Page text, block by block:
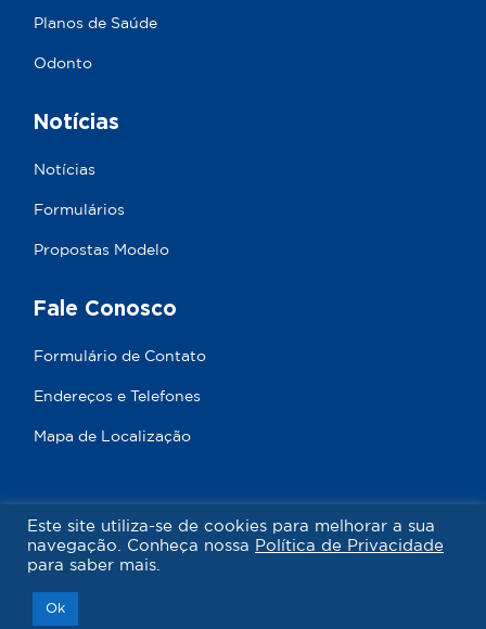
Planos de Saúde
Odonto
Notícias
Notícias
Formulários
Propostas Modelo
Fale Conosco
Formulário de Contato
Endereços e Telefones
Mapa de Localização
© 2026CIPA Corretora- Todos os Direitos
Este site utiliza-se de cookies para melhorar a sua
navegação. Conheça nossa
Política de Privacidade
para saber mais.
Ok